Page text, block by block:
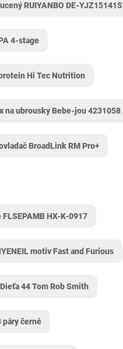
RUIYANBO DE-YJZ15141S
4-stage
Hi Tec Nutrition
na ubrousky Bebe-jou 4231058
BroadLink RM Pro+
FLSEPAMB HX-K-0917
motiv Fast and Furious
44 Tom Rob Smith
páry černé